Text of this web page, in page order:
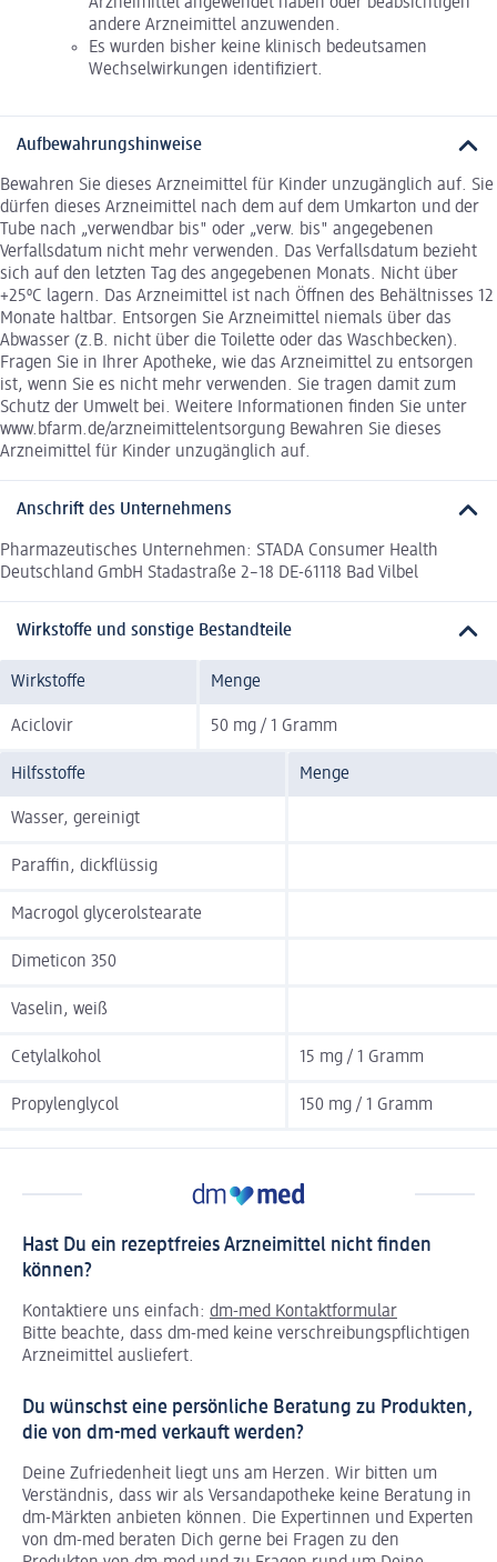
andere Arzneimittel anzuwenden.
Es wurden bisher keine klinisch bedeutsamen
Wechselwirkungen identifiziert.
Aufbewahrungshinweise
Bewahren Sie dieses Arzneimittel für Kinder unzugänglich auf. Sie
dürfen dieses Arzneimittel nach dem auf dem Umkarton und der
Tube nach „verwendbar bis" oder „verw. bis" angegebenen
Verfallsdatum nicht mehr verwenden. Das Verfallsdatum bezieht
sich auf den letzten Tag des angegebenen Monats. Nicht über
+25ºC lagern. Das Arzneimittel ist nach Öffnen des Behältnisses 12
Monate haltbar. Entsorgen Sie Arzneimittel niemals über das
Abwasser (z.B. nicht über die Toilette oder das Waschbecken).
Fragen Sie in Ihrer Apotheke, wie das Arzneimittel zu entsorgen
ist, wenn Sie es nicht mehr verwenden. Sie tragen damit zum
Schutz der Umwelt bei. Weitere Informationen finden Sie unter
www.bfarm.de/arzneimittelentsorgung Bewahren Sie dieses
Arzneimittel für Kinder unzugänglich auf.
Anschrift des Unternehmens
Pharmazeutisches Unternehmen: STADA Consumer Health
Deutschland GmbH Stadastraße 2–18 DE-61118 Bad Vilbel
Wirkstoffe und sonstige Bestandteile
Wirkstoffe Menge
Aciclovir 50 mg / 1 Gramm
Hilfsstoffe Menge
Wasser, gereinigt
Paraffin, dickflüssig
Macrogol glycerolstearate
Dimeticon 350
Vaselin, weiß
Cetylalkohol 15 mg / 1 Gramm
Propylenglycol 150 mg / 1 Gramm
Hast Du ein rezeptfreies Arzneimittel nicht finden
können?
Kontaktiere uns einfach: dm-med Kontaktformular
Bitte beachte, dass dm-med keine verschreibungspflichtigen
Arzneimittel ausliefert.
Du wünschst eine persönliche Beratung zu Produkten,
die von dm-med verkauft werden?
Deine Zufriedenheit liegt uns am Herzen. Wir bitten um
Verständnis, dass wir als Versandapotheke keine Beratung in
dm-Märkten anbieten können. Die Expertinnen und Experten
von dm-med beraten Dich gerne bei Fragen zu den